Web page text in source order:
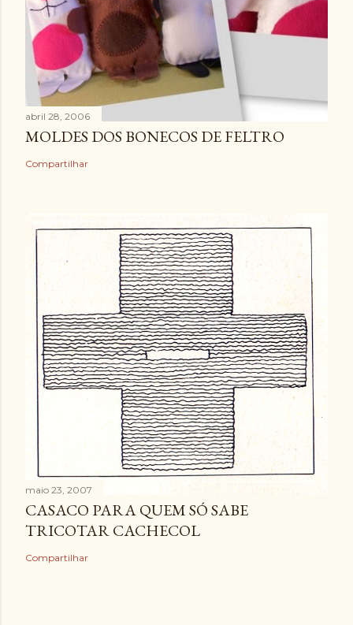
abril 28, 2006
MOLDES DOS BONECOS DE FELTRO
Compartilhar
maio 23, 2007
CASACO PARA QUEM SÓ SABE
TRICOTAR CACHECOL
Compartilhar